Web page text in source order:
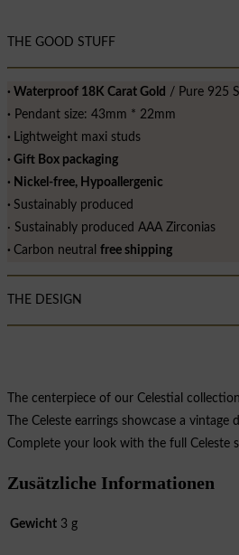
THE GOOD STUFF
∙ Waterproof 18K Carat Gold / Pure 925
∙ Pendant size: 43mm * 22mm
∙
Lightweight maxi studs
∙ Gift Box packaging
∙ Nickel-free, Hypoallergenic
∙ Sustainably produced
∙ Sustainably produced AAA Zirconias
∙ Carbon neutral free shipping
THE DESIGN
The centerpiece of our Celestial
The Celeste earrings showcase a
Complete your look with the full Celeste
Zusätzliche Informationen
Gewicht 3 g